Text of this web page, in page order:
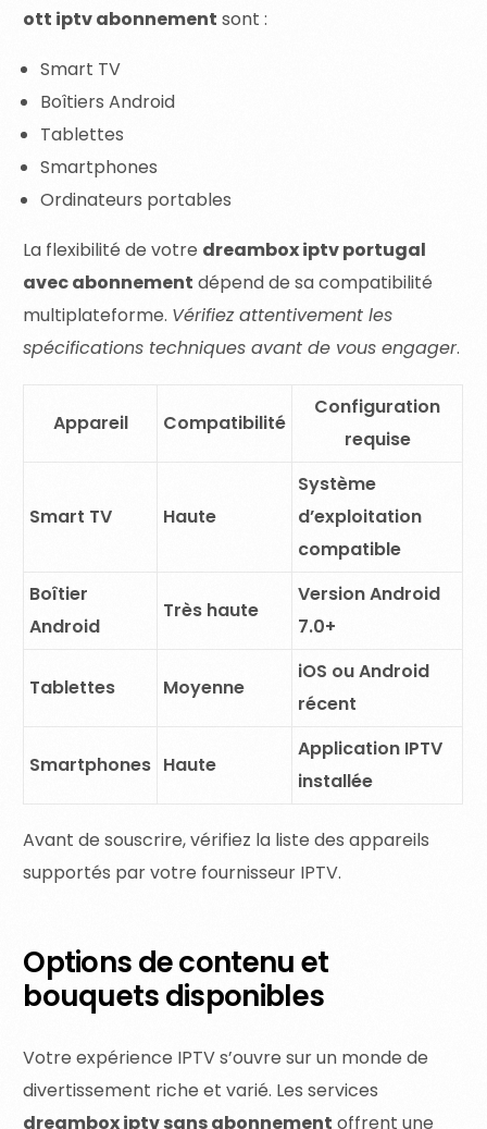
ott iptv abonnement sont :
Smart TV
Boîtiers Android
Tablettes
Smartphones
Ordinateurs portables
La flexibilité de votre dreambox iptv portugal
avec abonnement dépend de sa compatibilité
multiplateforme. Vérifiez attentivement les
spécifications techniques avant de vous engager.
Appareil Compatibilité
Configuration
requise
Smart TV Haute
Système
d’exploitation
compatible
Boîtier
Android
Très haute
Version Android
7.0+
Tablettes Moyenne
iOS ou Android
récent
Smartphones Haute
Application IPTV
installée
Avant de souscrire, vérifiez la liste des appareils
supportés par votre fournisseur IPTV.
Options de contenu et
bouquets disponibles
Votre expérience IPTV s’ouvre sur un monde de
divertissement riche et varié. Les services
dreambox iptv sans abonnement offrent une